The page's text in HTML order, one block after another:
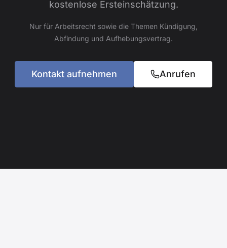
kostenlose Ersteinschätzung.
Nur für Arbeitsrecht sowie die Themen Kündigung,
Abfindung und Aufhebungsvertrag.
Kontakt aufnehmen Anrufen